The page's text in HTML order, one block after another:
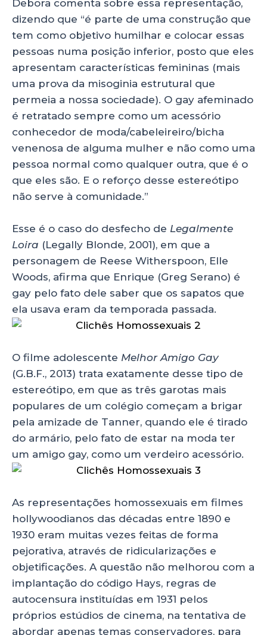
Debora comenta sobre essa representação,
dizendo que “é parte de uma construção que
tem como objetivo humilhar e colocar essas
pessoas numa posição inferior, posto que eles
apresentam características femininas (mais
uma prova da misoginia estrutural que
permeia a nossa sociedade). O gay afeminado
é retratado sempre como um acessório
conhecedor de moda/cabeleireiro/bicha
venenosa de alguma mulher e não como uma
pessoa normal como qualquer outra, que é o
que eles são. E o reforço desse estereótipo
não serve à comunidade.”
Esse é o caso do desfecho de Legalmente
Loira (Legally Blonde, 2001), em que a
personagem de Reese Witherspoon, Elle
Woods, afirma que Enrique (Greg Serano) é
gay pelo fato dele saber que os sapatos que
ela usava eram da temporada passada.
O filme adolescente Melhor Amigo Gay
(G.B.F., 2013) trata exatamente desse tipo de
estereótipo, em que as três garotas mais
populares de um colégio começam a brigar
pela amizade de Tanner, quando ele é tirado
do armário, pelo fato de estar na moda ter
um amigo gay, como um verdeiro acessório.
As representações homossexuais em filmes
hollywoodianos das décadas entre 1890 e
1930 eram muitas vezes feitas de forma
pejorativa, através de ridicularizações e
objetificações. A questão não melhorou com a
implantação do código Hays, regras de
autocensura instituídas em 1931 pelos
próprios estúdios de cinema, na tentativa de
abordar apenas temas conservadores, para